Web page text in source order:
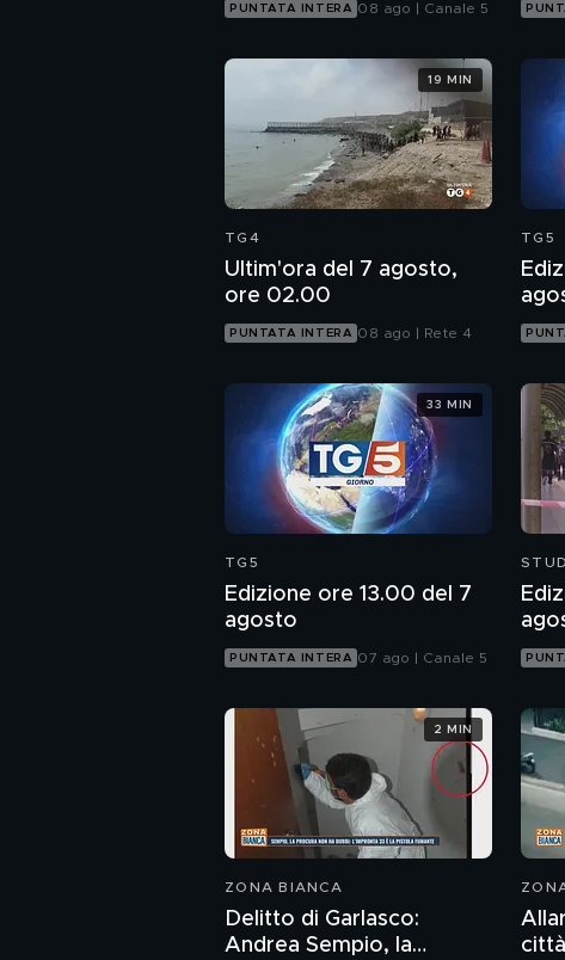
PUNTATA INTERA 08 ago | Canale 5
TG4
Ultim'ora del 7 agosto,
ore 02.00
PUNTATA INTERA 08 ago | Rete 4
19 MIN
TG5
TG5
Edizione ore 13.00 del 7
agosto
PUNTATA INTERA 07 ago | Canale 5
33 MIN
ZONA BIANCA
Delitto di Garlasco:
Andrea Sempio, la
2 MIN